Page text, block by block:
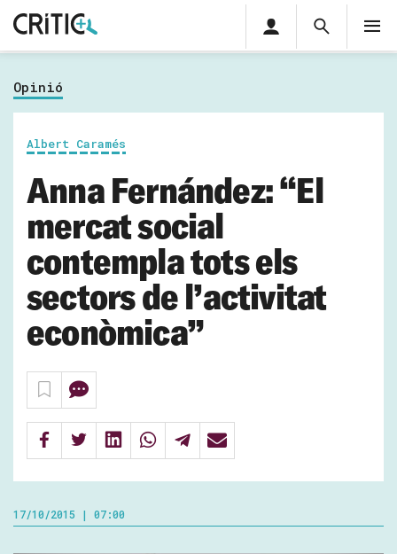
Cerca
Cerca
privada
Inicia sessió
Opinió
Albert Caramés
Anna Fernández: “El
mercat social
contempla tots els
sectors de l’activitat
econòmica”
17/10/2015 | 07:00